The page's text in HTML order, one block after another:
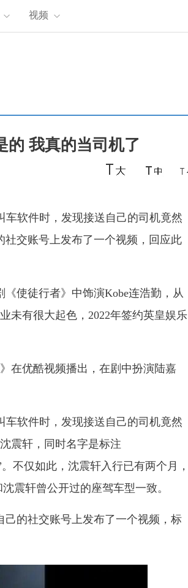
视频
的 我真的当司机了
软件时，发现接送自己的司机竟然
社交账号上发布了一个视频，回应此
使徒行者》中饰演Kobe连浩勤，从
未有很大起色，2022年签约英皇娱乐
在优酷视频播出，在剧中扮演陆嘉
软件时，发现接送自己的司机竟然
震轩，同时名字是标注
不仅如此，沈震轩入行已有两个月，
震轩曾公开过的座驾车型一致。
的社交账号上发布了一个视频，标